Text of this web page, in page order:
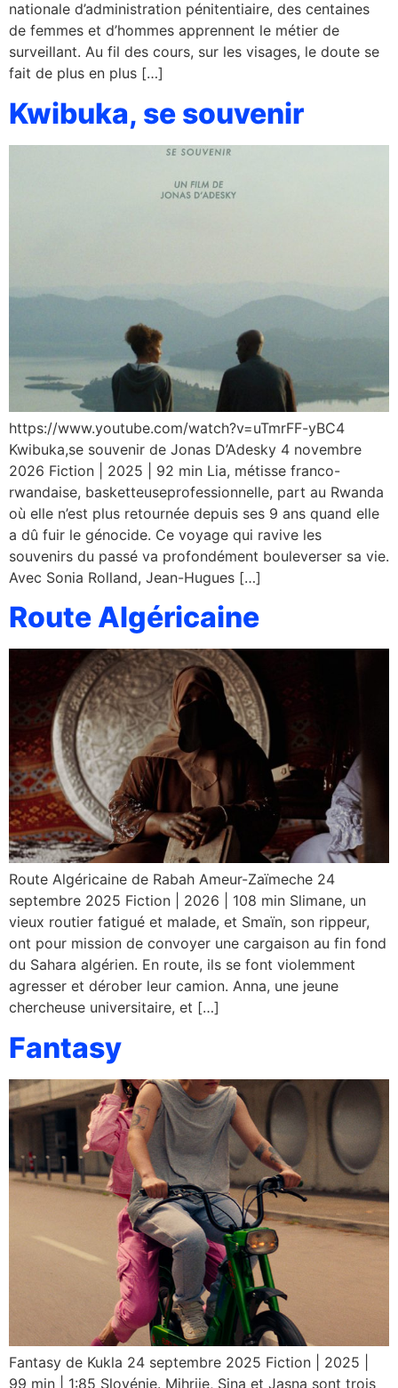
nationale d’administration pénitentiaire, des centaines
de femmes et d’hommes apprennent le métier de
surveillant. Au fil des cours, sur les visages, le doute se
fait de plus en plus […]
Kwibuka, se souvenir
https://www.youtube.com/watch?v=uTmrFF-yBC4
Kwibuka,se souvenir de Jonas D’Adesky 4 novembre
2026 Fiction | 2025 | 92 min Lia, métisse franco-
rwandaise, basketteuseprofessionnelle, part au Rwanda
où elle n’est plus retournée depuis ses 9 ans quand elle
a dû fuir le génocide. Ce voyage qui ravive les
souvenirs du passé va profondément bouleverser sa vie.
Avec Sonia Rolland, Jean-Hugues […]
Route Algéricaine
Route Algéricaine de Rabah Ameur-Zaïmeche 24
septembre 2025 Fiction | 2026 | 108 min Slimane, un
vieux routier fatigué et malade, et Smaïn, son rippeur,
ont pour mission de convoyer une cargaison au fin fond
du Sahara algérien. En route, ils se font violemment
agresser et dérober leur camion. Anna, une jeune
chercheuse universitaire, et […]
Fantasy
Fantasy de Kukla 24 septembre 2025 Fiction | 2025 |
99 min | 1:85 Slovénie. Mihrije, Sina et Jasna sont trois